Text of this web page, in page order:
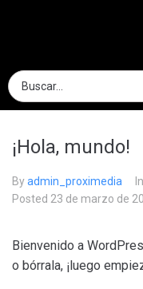
¡Hola, mundo!
Byadmin_proximedia In
Posted 23 de marzo de
Bienvenido a
o bórrala, ¡luego